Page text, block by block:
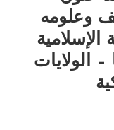
وعلومه
– الولايات